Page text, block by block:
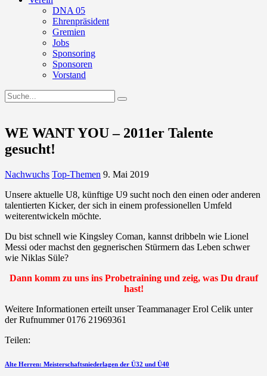
DNA 05
Ehrenpräsident
Gremien
Jobs
Sponsoring
Sponsoren
Vorstand
WE WANT YOU – 2011er Talente
gesucht!
Nachwuchs Top-Themen 9. Mai 2019
Unsere aktuelle U8, künftige U9 sucht noch den einen oder anderen
talentierten Kicker, der sich in einem professionellen Umfeld
weiterentwickeln möchte.
Du bist schnell wie Kingsley Coman, kannst dribbeln wie Lionel
Messi oder machst den gegnerischen Stürmern das Leben schwer
wie Niklas Süle?
Dann komm zu uns ins Probetraining und zeig, was Du drauf
hast!
Weitere Informationen erteilt unser Teammanager Erol Celik unter
der Rufnummer 0176 21969361
Teilen:
Beitragsnavigation
vorherigen
Alte Herren: Meisterschaftsniederlagen der Ü32 und Ü40